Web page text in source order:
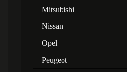
Mitsubishi
Nissan
Opel
Peugeot